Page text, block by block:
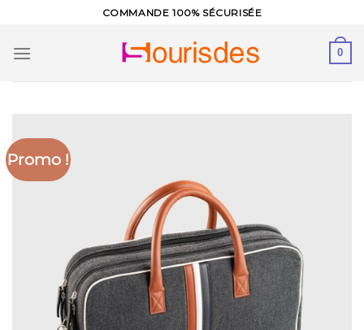
content
COMMANDE 100% SÉCURISÉE
0
Promo !